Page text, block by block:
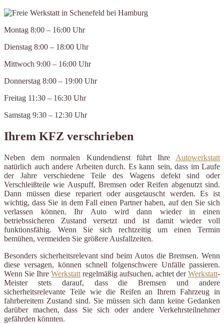
Montag 8:00 – 16:00 Uhr
Dienstag 8:00 – 18:00 Uhr
Mittwoch 9:00 – 16:00 Uhr
Donnerstag 8:00 – 19:00 Uhr
Freitag 11:30 – 16:30 Uhr
Samstag 9:30 – 12:30 Uhr
Ihrem KFZ verschrieben
Neben dem normalen Kundendienst führt Ihre Autowerkstatt
natürlich auch andere Arbeiten durch. Es kann sein, dass im Laufe
der Jahre verschiedene Teile des Wagens defekt sind oder
Verschleißteile wie Auspuff, Bremsen oder Reifen abgenutzt sind.
Dann müssen diese repariert oder ausgetauscht werden. Es ist
wichtig, dass Sie in dem Fall einen Partner haben, auf den Sie sich
verlassen können. Ihr Auto wird dann wieder in einen
betriebssicheren Zustand versetzt und ist damit wieder voll
funktionsfähig. Wenn Sie sich rechtzeitig um einen Termin
bemühen, vermeiden Sie größere Ausfallzeiten.
Besonders sicherheitsrelevant sind beim Autos die Bremsen. Wenn
diese versagen, können schnell folgenschwere Unfälle passieren.
Wenn Sie Ihre Werkstatt regelmäßig aufsuchen, achtet derWerkstatt-
Meister stets darauf, dass die Bremsen und andere
sicherheitsrelevante Teile wie die Reifen an Ihrem Fahrzeug in
fahrbereitem Zustand sind. Sie müssen sich dann keine Gedanken
darüber machen, dass Sie sich oder andere Verkehrsteilnehmer
gefährden könnten.